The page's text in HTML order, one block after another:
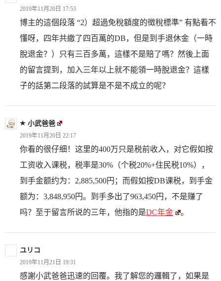
2019年11月20日 17:53
博主的這個段落 “2）超過免稅額度的徵稅標準” 有點看不
懂呀，四年共繳了四百萬的DB，但是到手退休金（一時
脫退金？）只有三百多萬，這樣不是賠了嗎？然後上面
的留言提到，加入三年以上就不能領一時脫退金？這樣
子的話第二段落的試算是不是不成立的呢？
小武爸爸
2019年11月20日 22:17
你看的很仔细！这里的400万只是税前收入，对它假如按
工资收入课税，税率是30%（个税20%+住民税10%），
到手金额约为：2,885,500円；而假如按DB课税，到手金
额为：3,848,950円。到手多出了963,450円，不是赚了
吗？至于留言所说的三年，他指的是DC年金 。
ユリコ
2019年11月21日 19:31
感謝小武爸爸迅速的回覆。我了解您的邏輯了，如果是